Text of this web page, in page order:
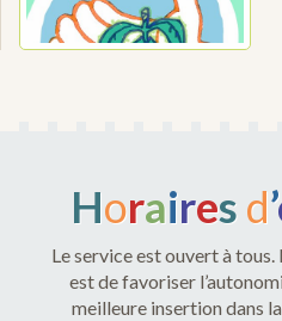
Horaires d’
Le service est ouvert à
est de favoriser
meilleure insertion dans